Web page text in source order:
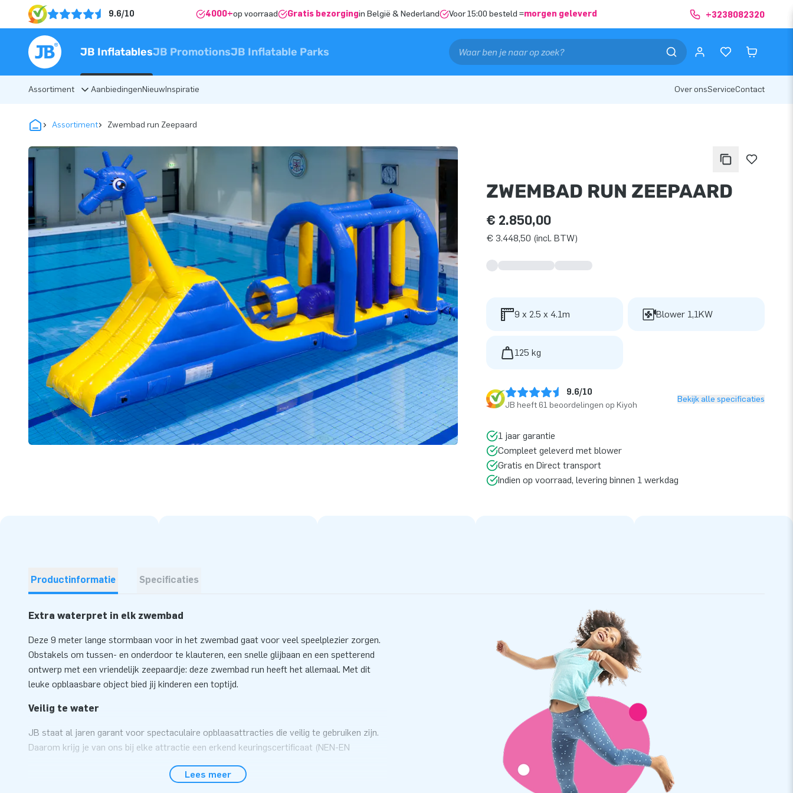
9.6/10 4000+op voorraad Gratis bezorgingin België & Nederland Voor 15:00 besteld =morgen geleverd +3238082320
JB InflatablesJB PromotionsJB Inflatable Parks
Assortiment AanbiedingenNieuwInspiratie Over onsServiceContact
Assortiment Zwembad run Zeepaard
ZWEMBAD RUN ZEEPAARD
€ 2.850,00
€ 3.448,50 (incl. BTW)
9 x 2.5 x 4.1m Blower 1,1KW
125 kg
9.6/10
JB heeft 61 beoordelingen op Kiyoh
Bekijk alle specificaties
1 jaar garantie
Compleet geleverd met blower
Gratis en Direct transport
Indien op voorraad, levering binnen 1 werkdag
Productinformatie Specificaties
Extra waterpret in elk zwembad
Deze 9 meter lange stormbaan voor in het zwembad gaat voor veel speelplezier zorgen.
Obstakels om tussen- en onderdoor te klauteren, een snelle glijbaan en een spetterend
ontwerp met een vriendelijk zeepaardje: deze zwembad run heeft het allemaal. Met dit
leuke opblaasbare object bied jij kinderen een toptijd.
Veilig te water
JB staat al jaren garant voor spectaculaire opblaasattracties die veilig te gebruiken zijn.
Daarom krijg je van ons bij elke attractie een erkend keuringscertificaat (NEN-EN
je verankermateriaal zodat het object op zijn plaats blijft. Zo heb jij gemakkelijk en snel
Lees meer